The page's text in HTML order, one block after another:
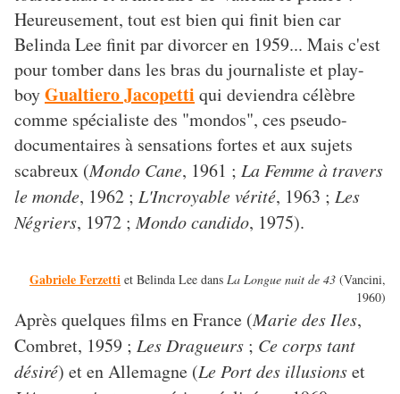
Heureusement, tout est bien qui finit bien car
Belinda Lee finit par divorcer en 1959... Mais c'est
pour tomber dans les bras du journaliste et play-
boyGualtiero Jacopetti qui deviendra célèbre
comme spécialiste des "mondos", ces pseudo-
documentaires à sensations fortes et aux sujets
scabreux (Mondo Cane, 1961 ; La Femme à travers
le monde, 1962 ; L'Incroyable vérité, 1963 ; Les
Négriers, 1972 ;Mondo candido, 1975).
Gabriele Ferzetti et Belinda Lee dans La Longue nuit de 43 (Vancini,
1960)
Après quelques films en France (Marie des Iles,
Combret, 1959 ; Les Dragueurs ; Ce corps tant
désiré) et en Allemagne (Le Port des illusionset